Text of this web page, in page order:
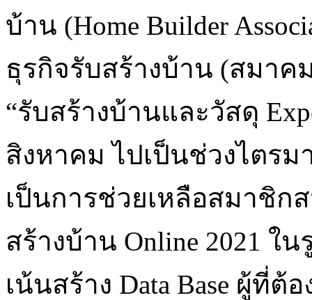
บ้าน (Home Builder
ธุรกิจรับสร้างบ้าน (สมาค
“รับสร้างบ้านและวัสดุ
สิงหาคม ไปเป็นช่วงไตรม
เป็นการช่วยเหลือสมาชิก
สร้างบ้าน Online 2021 ใ
เน้นสร้าง Data Base ผู้ที่